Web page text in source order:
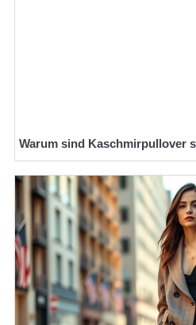
Warum sind Kaschmirpullover